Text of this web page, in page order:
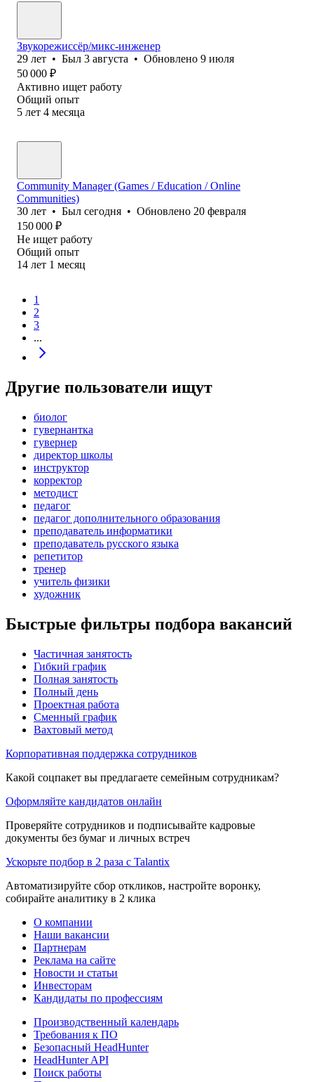
Звукорежиссёр/микс-инженер
29 лет • Был 3 августа • Обновлено 9 июля
50 000 ₽
Активно ищет работу
Общий опыт
5 лет 4 месяца
Community Manager (Games / Education / Online
Communities)
30 лет • Был сегодня • Обновлено 20 февраля
150 000 ₽
Не ищет работу
Общий опыт
14 лет 1 месяц
1
2
3
...
Другие пользователи ищут
биолог
гувернантка
гувернер
директор школы
инструктор
корректор
методист
педагог
педагог дополнительного образования
преподаватель информатики
преподаватель русского языка
репетитор
тренер
учитель физики
художник
Быстрые фильтры подбора вакансий
Частичная занятость
Гибкий график
Полная занятость
Полный день
Проектная работа
Сменный график
Вахтовый метод
Корпоративная поддержка сотрудников
Какой соцпакет вы предлагаете семейным сотрудникам?
Оформляйте кандидатов онлайн
Проверяйте сотрудников и подписывайте кадровые
документы без бумаг и личных встреч
Ускорьте подбор в 2 раза с Talantix
Автоматизируйте сбор откликов, настройте воронку,
собирайте аналитику в 2 клика
О компании
Наши вакансии
Партнерам
Реклама на сайте
Новости и статьи
Инвесторам
Кандидаты по профессиям
Производственный календарь
Требования к ПО
Безопасный HeadHunter
HeadHunter API
Поиск работы